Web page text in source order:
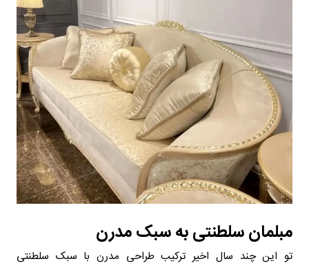
مبلمان سلطنتی به سبک مدرن
تو این چند سال اخیر ترکیب طراحی مدرن با سبک سلطنتی